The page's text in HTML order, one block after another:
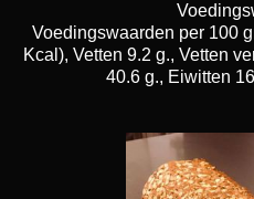
Voedingswaarden per 100
Kcal), Vetten 9.2 g., Vetten
40.6 g., Eiwitten